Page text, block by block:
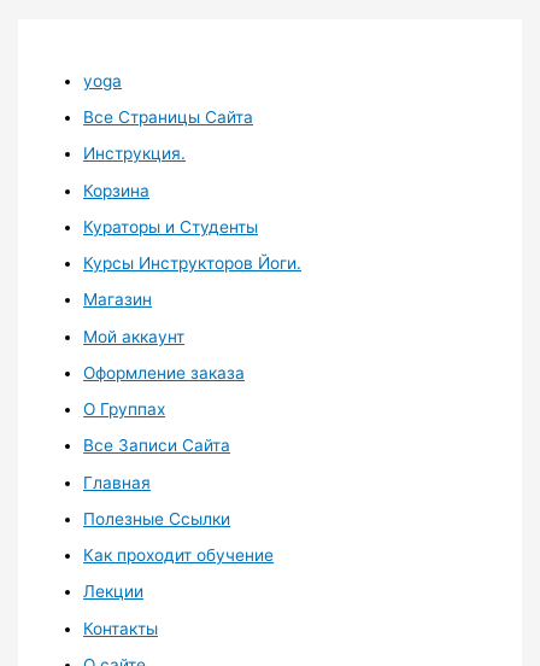
yoga
Все Страницы Сайта
Инструкция.
Корзина
Кураторы и Студенты
Курсы Инструкторов Йоги.
Магазин
Мой аккаунт
Оформление заказа
О Группах
Все Записи Сайта
Главная
Полезные Ссылки
Как проходит обучение
Лекции
Контакты